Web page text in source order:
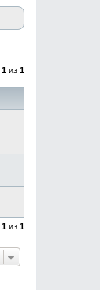
1 из 1
1 из 1